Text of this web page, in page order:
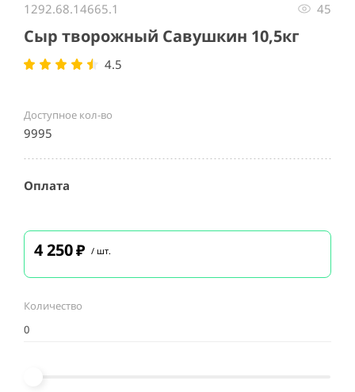
1292.68.14665.1 45
Сыр творожный Савушкин 10,5кг
4.5
Доступное кол-во
9995
Оплата
4 250₽ / шт.
Количество